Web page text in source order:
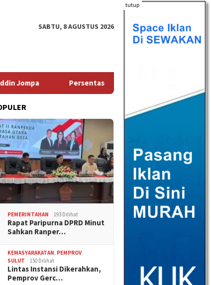
tutup
SABTU, 8 AGUSTUS 2026
Miskin Turun, Sulut Provinsi Terendah
PEMERINTAHAN 193 Dilihat
Rapat Paripurna DPRD Minut
Sahkan Ranper…
KEMASYARAKATAN PEMPROV
SULUT
150 Dilihat
Lintas Instansi Dikerahkan,
Pemprov Gerc…